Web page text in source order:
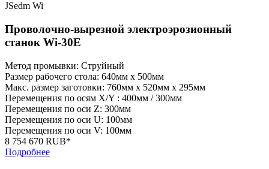
JSedm Wi
Проволочно-вырезной электроэрозионный
станок Wi-30E
Метод промывки: Струйный
Размер рабочего стола: 640мм x 500мм
Макс. размер заготовки: 760мм x 520мм x 295мм
Перемещения по осям X/Y : 400мм / 300мм
Перемещения по оси Z: 300мм
Перемещения по оси U: 100мм
Перемещения по оси V: 100мм
8 754 670 RUB*
Подробнее